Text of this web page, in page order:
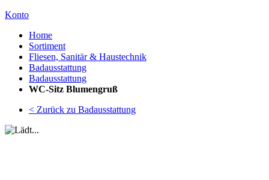
Konto
Home
Sortiment
Fliesen, Sanitär & Haustechnik
Badausstattung
Badausstattung
WC-Sitz Blumengruß
< Zurück zu Badausstattung